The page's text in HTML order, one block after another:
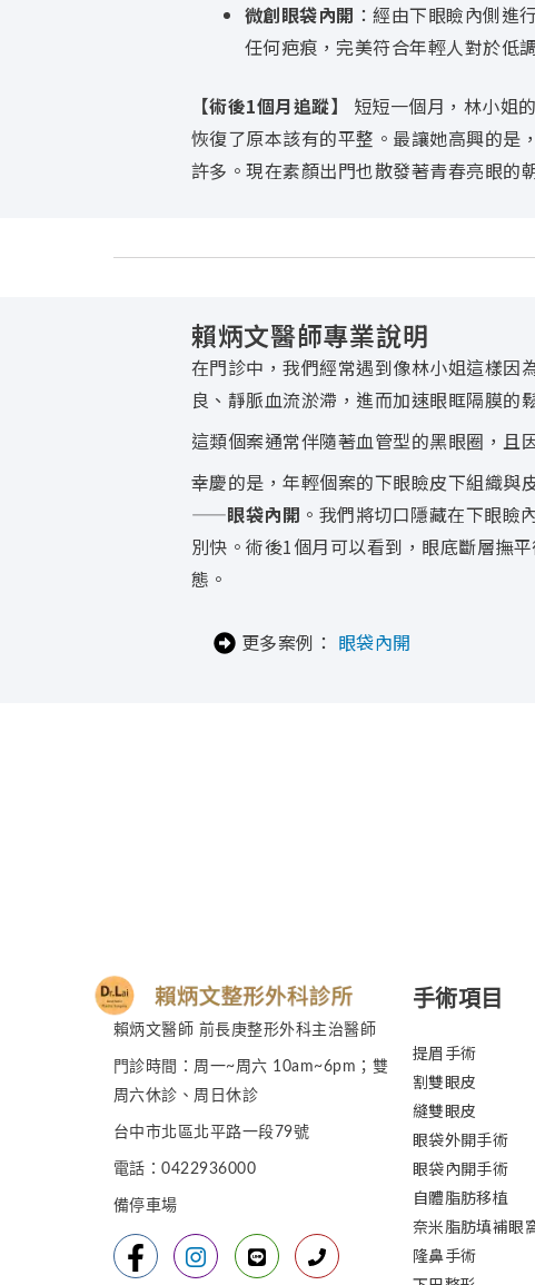
微創眼袋內開 ：經由下眼瞼內側進
任何疤痕，完美符合年輕人對於低
【術後1個月追蹤】
短短一個月，林小姐
恢復了原本該有的平整。最讓她高興的是
許多。現在素顏出門也散發著青春亮眼的
賴炳文醫師專業說明
在門診中，我們經常遇到像林小姐這樣因
良、靜脈血流淤滯，進而加速眼眶隔膜的
這類個案通常伴隨著血管型的黑眼圈，且
幸慶的是，年輕個案的下眼瞼皮下組織與
——眼袋內開 。我們將切口隱藏在下眼
別快。術後1個月可以看到，眼底斷層撫
態。
更多案例： 眼袋內開
賴炳文醫師 前長庚整形外科主治醫師
門診時間：周一~周六 10am~6pm；雙
周六休診、周日休診
台中市北區北平路一段79號
電話：0422936000
備停車場
手術項目
提眉手術
割雙眼皮
縫雙眼皮
眼袋外開手術
眼袋內開手術
自體脂肪移植
奈米脂肪填補眼
隆鼻手術